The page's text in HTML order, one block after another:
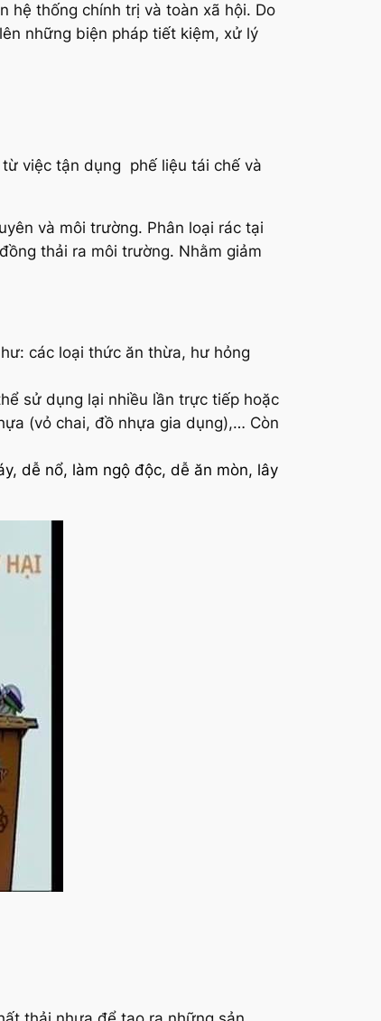
hệ thống chính trị và toàn xã hội. Do
những biện pháp tiết kiệm, xử lý
việc tận dụng phế liệu tái chế và
và môi trường. Phân loại rác tại
thải ra môi trường. Nhằm giảm
các loại thức ăn thừa, hư hỏng
sử dụng lại nhiều lần trực tiếp hoặc
(vỏ chai, đồ nhựa gia dụng),… Còn
dễ nổ, làm ngộ độc, dễ ăn mòn, lây